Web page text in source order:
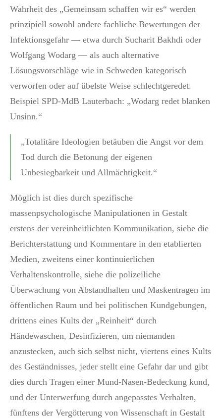
Wahrheit des „Gemeinsam schaffen wir es“ werden
prinzipiell sowohl andere fachliche Bewertungen der
Infektionsgefahr — etwa durch Sucharit Bakhdi oder
Wolfgang Wodarg — als auch alternative
Lösungsvorschläge wie in Schweden kategorisch
verworfen oder auf übelste Weise schlechtgeredet.
Beispiel SPD-MdB Lauterbach: „Wodarg redet blanken
Unsinn.“
„Totalitäre Ideologien betäuben die Angst vor dem
Tod durch die Betonung der eigenen
Unbesiegbarkeit und Allmächtigkeit.“
Möglich ist dies durch spezifische
massenpsychologische Manipulationen in Gestalt
erstens der vereinheitlichten Kommunikation, siehe die
Berichterstattung und Kommentare in den etablierten
Medien, zweitens einer kontinuierlichen
Verhaltenskontrolle, siehe die polizeiliche
Überwachung von Abstandhalten und Maskentragen im
öffentlichen Raum und bei politischen Kundgebungen,
drittens eines Kults der „Reinheit“ durch
Händewaschen, Desinfizieren, um niemanden
anzustecken, auch sich selbst nicht, viertens eines Kults
des Geständnisses, jeder stellt eine Gefahr dar und gibt
dies durch Tragen einer Mund-Nasen-Bedeckung kund,
und der Unterwerfung durch angepasstes Verhalten,
fünftens der Vergötterung von Wissenschaft in Gestalt